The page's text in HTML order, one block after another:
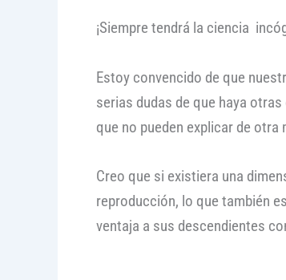
¡Siempre tendrá la ciencia
Estoy convencido de que
serias dudas de que haya
que no pueden explicar de
Creo que si existiera una
reproducción, lo que también
ventaja a sus descendientes